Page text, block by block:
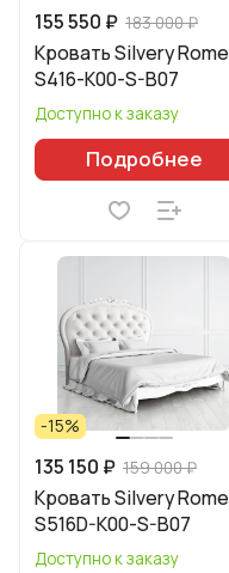
155 550 ₽ 183 000 ₽
Кровать Silvery Rome
S416-K00-S-B07
Доступно к заказу
Подробнее
-15%
135 150 ₽ 159 000 ₽
Кровать Silvery Rome
S516D-K00-S-B07
Доступно к заказу